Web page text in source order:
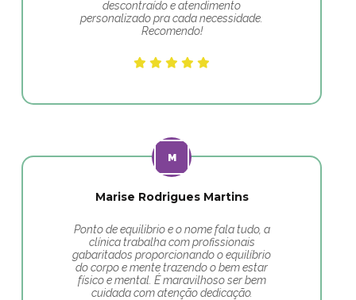
descontraído e atendimento
personalizado pra cada necessidade.
Recomendo!
Marise Rodrigues Martins
Ponto de equilibrio e o nome fala tudo, a
clínica trabalha com profissionais
gabaritados proporcionando o equilíbrio
do corpo e mente trazendo o bem estar
físico e mental. É maravilhoso ser bem
cuidada com atenção dedicação.